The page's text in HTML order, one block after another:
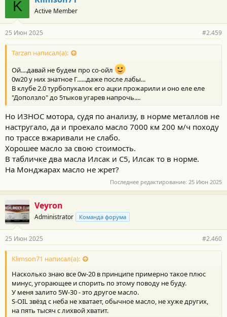
K Active Member
25 Июн 2025 #2.459
Tarzan написал(а):
Ой....давай не будем про со-ойл
0w20 у них знатное Г......даже после лабы...
В клубе 2.0 турбопукалок его ацки прожарили и оно еле еле
"Доползло" до 5тыков угарев напрочь....
Но ИЗНОС мотора, судя по анализу, в норме металлов не
настругало, да и проехало масло 7000 км 200 м/ч походу
по трассе вжаривали не слабо.
Хорошее масло за свою стоимость.
В табличке два масла Илсак и С5, Илсак то в норме.
На Монджарах масло не жрет?
Последнее редактирование: 25 Июн 2025
Veyron
Administrator Команда форума
25 Июн 2025 #2.460
Klimson71 написал(а):
Насколько знаю все 0w-20 в принципе примерно такое плюс
минус, угорающее и спорить по этому поводу не буду.
У меня залито 5W-30 - это другое масло.
S-OIL звёзд с неба не хватает, обычное масло, не хуже других,
на пять тысяч с лихвой хватит.